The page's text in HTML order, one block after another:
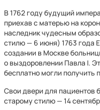
В 1762 году будущий
приехав с матерью на
наследник чудесным
стилю — 6 июня) 1763 года
создании в Москве
о выздоровлении Павла I.
бесплатно могли
Свои двери для пациентов
старому стилю — 14